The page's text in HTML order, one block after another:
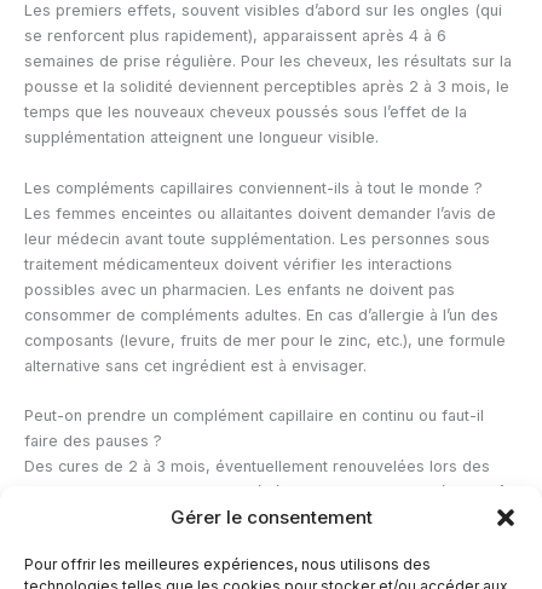
Gérer le consentement
Pour offrir les meilleures expériences, nous utilisons des
Les premiers effets, souvent visibles d’abord sur les ongles (qui
se renforcent plus rapidement), apparaissent après 4 à 6
semaines de prise régulière. Pour les cheveux, les résultats sur la
pousse et la solidité deviennent perceptibles après 2 à 3 mois, le
temps que les nouveaux cheveux poussés sous l’effet de la
supplémentation atteignent une longueur visible.
Les compléments capillaires conviennent-ils à tout le monde ?
Les femmes enceintes ou allaitantes doivent demander l’avis de
leur médecin avant toute supplémentation. Les personnes sous
traitement médicamenteux doivent vérifier les interactions
possibles avec un pharmacien. Les enfants ne doivent pas
consommer de compléments adultes. En cas d’allergie à l’un des
composants (levure, fruits de mer pour le zinc, etc.), une formule
alternative sans cet ingrédient est à envisager.
Peut-on prendre un complément capillaire en continu ou faut-il
faire des pauses ?
Des cures de 2 à 3 mois, éventuellement renouvelées lors des
changements de saison, sont généralement recommandées plutôt
qu’une prise continue à l’année. En dehors des périodes de cure,
besoins sans supplémentation pour la majorité des personnes en